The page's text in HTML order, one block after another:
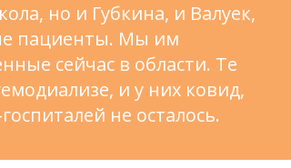
но и Губкина, и Валуек,
пациенты. Мы им
сейчас в области. Те
и у них ковид,
не осталось.